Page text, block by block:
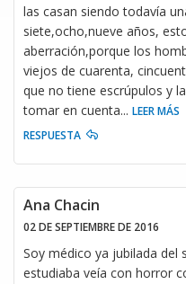
las casan siendo todavía
siete,ocho,nueve años,
aberración,porque los
viejos de cuarenta,
que no tiene escrúpulos y
tomar en cuenta... LEER MÁS
RESPUESTA
Ana Chacin
02 DE SEPTIEMBRE DE 2016
Soy médico ya jubilada del
estudiaba veía con horror